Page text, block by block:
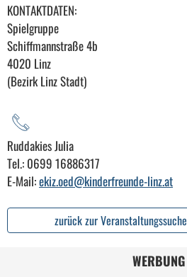
KONTAKTDATEN:
Spielgruppe
Schiffmannstraße 4b
4020 Linz
(Bezirk Linz Stadt)
Ruddakies Julia
Tel.: 0699 16886317
E-Mail:ekiz.oed@kinderfreunde-linz.at
zurück zur Veranstaltungssuche
WERBUNG